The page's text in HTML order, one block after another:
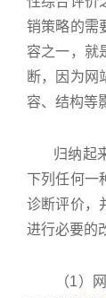
销策略的需
容之一，就
断，因为网
容、结构等
归纳起来
下列任何一
诊断评价，
进行必要的
（1）网